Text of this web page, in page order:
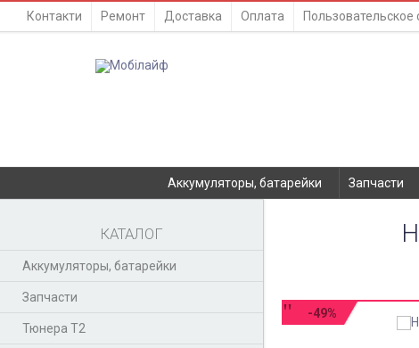
Контакти Ремонт Доставка Оплата Пользовательское
Аккумуляторы, батарейки Запчасти
КАТАЛОГ
Аккумуляторы, батарейки
Запчасти
Тюнера T2
-49%